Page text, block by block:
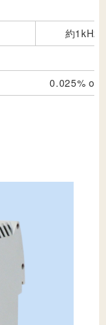
約1kHz
0.025% of